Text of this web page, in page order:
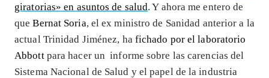
giratorias» en asuntos de salud. Y ahora me entero de
queBernat Soria, el ex ministro de Sanidad anterior a la
actual Trinidad Jiménez, ha fichado por el laboratorio
Abbott para hacer un informe sobre las carencias del
Sistema Nacional de Salud y el papel de la industria